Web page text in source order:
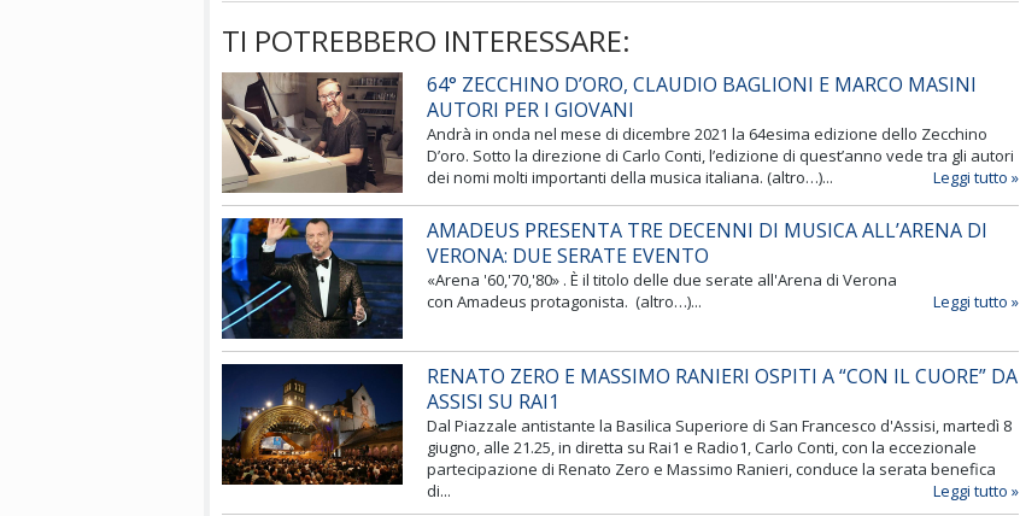
TI POTREBBERO INTERESSARE:
64° ZECCHINO D’ORO, CLAUDIO BAGLIONI E MARCO MASINI
AUTORI PER I GIOVANI
Andrà in onda nel mese di dicembre 2021 la 64esima edizione dello Zecchino
D’oro. Sotto la direzione di Carlo Conti, l’edizione di quest’anno vede tra gli autori
dei nomi molti importanti della musica italiana. (altro…)...
Leggi tutto »
AMADEUS PRESENTA TRE DECENNI DI MUSICA ALL’ARENA DI
VERONA: DUE SERATE EVENTO
«Arena '60,'70,'80» . È il titolo delle due serate all'Arena di Verona
con Amadeus protagonista. (altro…)...
Leggi tutto »
RENATO ZERO E MASSIMO RANIERI OSPITI A “CON IL CUORE” DA
ASSISI SU RAI1
Dal Piazzale antistante la Basilica Superiore di San Francesco d'Assisi, martedì 8
giugno, alle 21.25, in diretta su Rai1 e Radio1, Carlo Conti, con la eccezionale
partecipazione di Renato Zero e Massimo Ranieri, conduce la serata benefica
di...
Leggi tutto »